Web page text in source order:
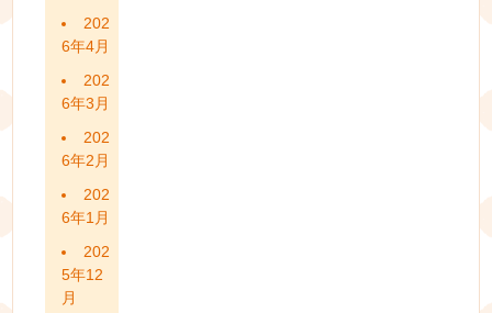
202
6年4月
202
6年3月
202
6年2月
202
6年1月
202
5年12
月